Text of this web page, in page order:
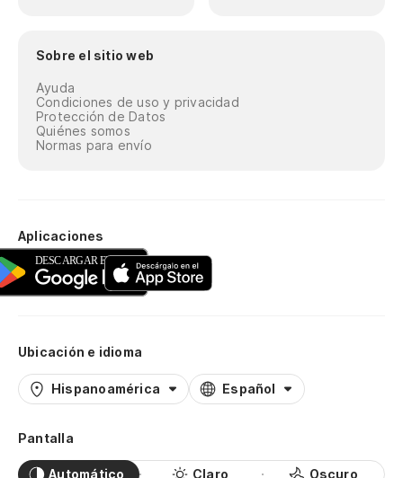
Sobre el sitio web
Ayuda
Condiciones de uso y privacidad
Protección de Datos
Quiénes somos
Normas para envío
Aplicaciones
Ubicación e idioma
Hispanoamérica Español
Pantalla
Automático Claro Oscuro